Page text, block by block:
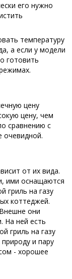
его нужно
температуру
а если у модели
готовить
цену
цену, чем
сравнению с
очевидной.
от их вида.
ими оснащаются
гриль на газу
коттеджей.
они
На ней есть
гриль на газу
и пару
- хорошее